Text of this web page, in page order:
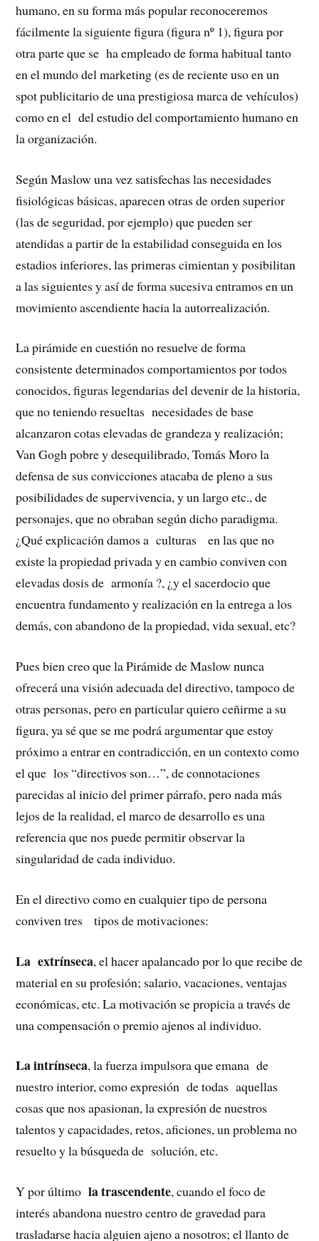
humano, en su forma más popular reconoceremos
fácilmente la siguiente figura (figura nº 1), figura por
otra parte que se ha empleado de forma habitual tanto
en el mundo del marketing (es de reciente uso en un
spot publicitario de una prestigiosa marca de vehículos)
como en el del estudio del comportamiento humano en
la organización.
Según Maslow una vez satisfechas las necesidades
fisiológicas básicas, aparecen otras de orden superior
(las de seguridad, por ejemplo) que pueden ser
atendidas a partir de la estabilidad conseguida en los
estadios inferiores, las primeras cimientan y posibilitan
a las siguientes y así de forma sucesiva entramos en un
movimiento ascendiente hacia la autorrealización.
La pirámide en cuestión no resuelve de forma
consistente determinados comportamientos por todos
conocidos, figuras legendarias del devenir de la historia,
que no teniendo resueltas necesidades de base
alcanzaron cotas elevadas de grandeza y realización;
Van Gogh pobre y desequilibrado, Tomás Moro la
defensa de sus convicciones atacaba de pleno a sus
posibilidades de supervivencia, y un largo etc., de
personajes, que no obraban según dicho paradigma.
¿Qué explicación damos a culturas en las que no
existe la propiedad privada y en cambio conviven con
elevadas dosis de armonía ?, ¿y el sacerdocio que
encuentra fundamento y realización en la entrega a los
demás, con abandono de la propiedad, vida sexual, etc?
Pues bien creo que la Pirámide de Maslow nunca
ofrecerá una visión adecuada del directivo, tampoco de
otras personas, pero en particular quiero ceñirme a su
figura, ya sé que se me podrá argumentar que estoy
próximo a entrar en contradicción, en un contexto como
el que los “directivos son…”, de connotaciones
parecidas al inicio del primer párrafo, pero nada más
lejos de la realidad, el marco de desarrollo es una
referencia que nos puede permitir observar la
singularidad de cada individuo.
En el directivo como en cualquier tipo de persona
conviven tres tipos de motivaciones:
La extrínseca, el hacer apalancado por lo que recibe de
material en su profesión; salario, vacaciones, ventajas
económicas, etc. La motivación se propicia a través de
una compensación o premio ajenos al individuo.
La intrínseca, la fuerza impulsora que emana de
nuestro interior, como expresión de todas aquellas
cosas que nos apasionan, la expresión de nuestros
talentos y capacidades, retos, aficiones, un problema no
resuelto y la búsqueda de solución, etc.
Y por últimola trascendente, cuando el foco de
interés abandona nuestro centro de gravedad para
trasladarse hacia alguien ajeno a nosotros; el llanto de